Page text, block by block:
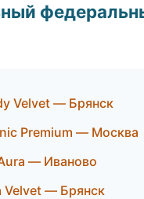
Velvet — Брянск
Premium — Москва
— Иваново
Velvet — Брянск